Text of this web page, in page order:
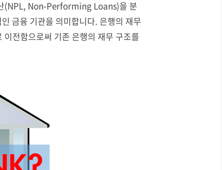
(NPL, Non-Performing Loans)을 분
금융 기관을 의미합니다. 은행의 재무
전함으로써 기존 은행의 재무 구조를